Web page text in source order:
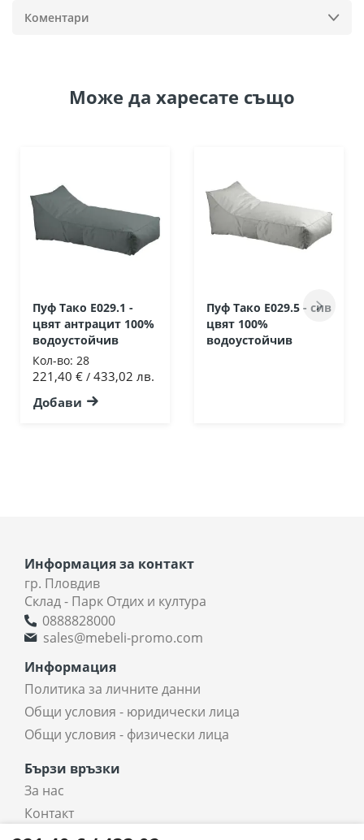
Коментари
Може да харесате също
Пуф Тако Ε029.1 -
цвят антрацит 100%
водоустойчив
Кол-во: 28
221,40 € / 433,02 лв.
Добави
Пуф Тако Ε029.5 - сив
цвят 100%
водоустойчив
Информация за контакт
гр. Пловдив
Склад - Парк Отдих и култура
0888828000
sales@mebeli-promo.com
Информация
Политика за личните данни
Общи условия - юридически лица
Общи условия - физически лица
Бързи връзки
За нас
Контакт
coradi.bg - интернет магазин